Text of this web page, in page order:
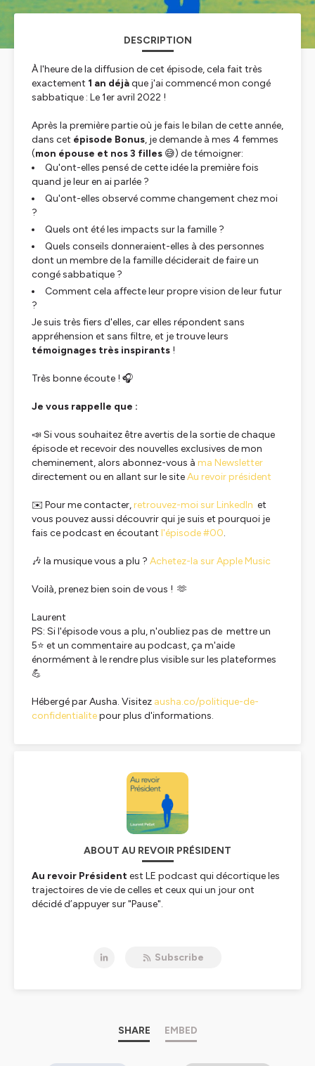
DESCRIPTION
À l'heure de la diffusion de cet épisode, cela fait très
exactement 1 an déjàque j'ai commencé mon congé
sabbatique : Le 1er avril 2022 !
Après la première partie où je fais le bilan de cette année,
dans cet épisode Bonus, je demande à mes 4 femmes
(mon épouse et nos 3 filles 😅) de témoigner:
Qu'ont-elles pensé de cette idée la première fois
quand je leur en ai parlée ?
Qu'ont-elles observé comme changement chez moi
?
Quels ont été les impacts sur la famille ?
Quels conseils donneraient-elles à des personnes
dont un membre de la famille déciderait de faire un
congé sabbatique ?
Comment cela affecte leur propre vision de leur futur
?
Je suis très fiers d'elles, car elles répondent sans
appréhension et sans filtre, et je trouve leurs
témoignages très inspirants !
Très bonne écoute ! 🎧
Je vous rappelle que :
📣 Si vous souhaitez être avertis de la sortie de chaque
épisode et recevoir des nouvelles exclusives de mon
cheminement, alors abonnez-vous à ma Newsletter
directement ou en allant sur le siteAu revoir président
✉️ Pour me contacter,retrouvez-moi sur LinkedIn et
vous pouvez aussi découvrir qui je suis et pourquoi je
fais ce podcast en écoutant l'épisode #00.
🎶 la musique vous a plu ? Achetez-la sur Apple Music
Voilà, prenez bien soin de vous ! 🫶
Laurent
PS: Si l'épisode vous a plu, n'oubliez pas de mettre un
5⭐ et un commentaire au podcast, ça m'aide
énormément à le rendre plus visible sur les plateformes
💪
Hébergé par Ausha. Visitez ausha.co/politique-de-
confidentialitepour plus d'informations.
ABOUT AU REVOIR PRÉSIDENT
Au revoir Présidentest LE podcast qui décortique les
trajectoires de vie de celles et ceux qui un jour ont
décidé d’appuyer sur "Pause".
comprendre et appréhender cestransitions de vie
Subscribe
SHARE EMBED